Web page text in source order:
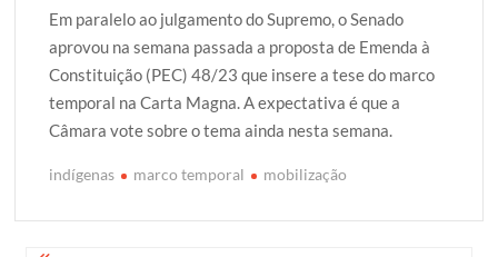
Em paralelo ao julgamento do Supremo, o Senado
aprovou na semana passada a proposta de Emenda à
Constituição (PEC) 48/23 que insere a tese do marco
temporal na Carta Magna. A expectativa é que a
Câmara vote sobre o tema ainda nesta semana.
indígenas marco temporal mobilização